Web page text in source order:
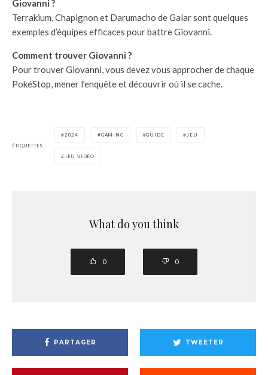
Giovanni ?
Terrakium, Chapignon et Darumacho de Galar sont quelques
exemples d’équipes efficaces pour battre Giovanni.
Comment trouver Giovanni ?
Pour trouver Giovanni, vous devez vous approcher de chaque
PokéStop, mener l’enquête et découvrir où il se cache.
ÉTIQUETTES
2024 GAMING GUIDE JEU
JEU VIDÉO
What do you think
0 0
PARTAGER TWEETER